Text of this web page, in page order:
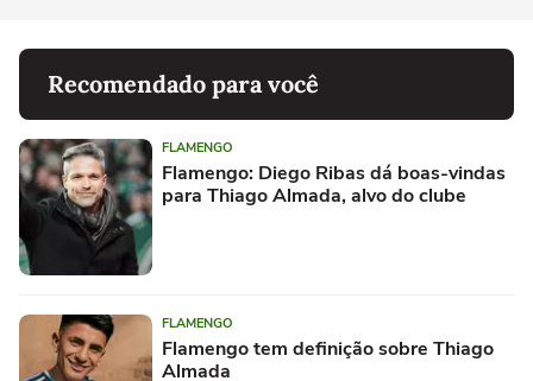
Recomendado para você
FLAMENGO
Flamengo: Diego Ribas dá boas-vindas
para Thiago Almada, alvo do clube
FLAMENGO
Flamengo tem definição sobre Thiago
Almada